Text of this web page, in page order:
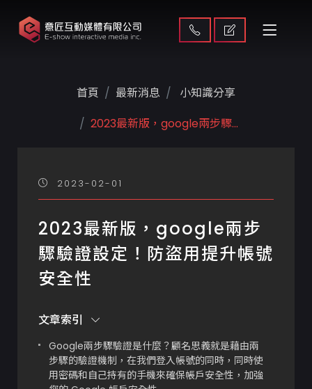
首頁 最新消息
小知識分享
2023最新版，google兩步驟...
2023-02-01
2023最新版，google兩步
驟驗證設定！防盜用提升帳號
安全性
文章索引
Google兩步驟驗證是什麼？顧名思義就是藉由兩
步驟的驗證機制，在我們登入帳號的同時，同時使
用密碼和自己持有的手機來確保帳戶安全性，加強